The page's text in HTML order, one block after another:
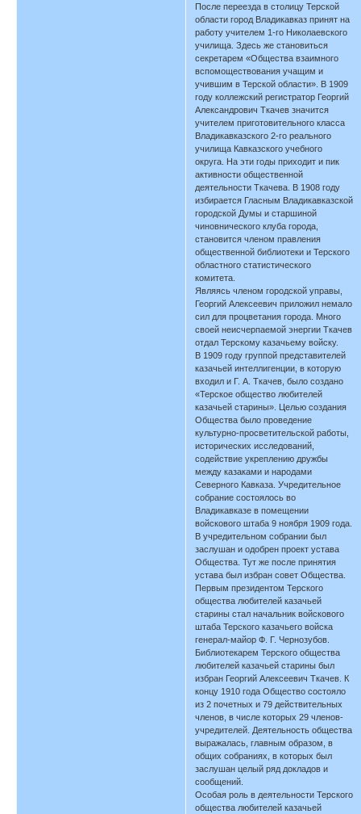
После переезда в столицу Терской
области город Владикавказ принят на
работу учителем 1-го Николаевского
училища. Здесь же становиться
секретарем «Общества взаимного
вспомоществования учащим и
учившим в Терской области». В 1909
году коллежский регистратор Георгий
Александрович Ткачев значится
учителем приготовительного класса
Владикавказского 2-го реального
училища Кавказского учебного
округа. На эти годы приходит и пик
активности общественной
деятельности Ткачева. В 1908 году
избирается Гласным Владикавказской
городской Думы и старшиной
чиновнического клуба города,
становится членом правления
общественной библиотеки и Терского
областного статистического
комитета.
Являясь членом городской управы,
Георгий Алексеевич приложил немало
сил для процветания города. Много
своей неисчерпаемой энергии Ткачев
отдал Терскому казачьему войску.
В 1909 году группой представителей
казачьей интеллигенции, в которую
входил и Г. А. Ткачев, было создано
«Терское общество любителей
казачьей старины». Целью создания
Общества было проведение
культурно-просветительской работы,
исторических исследований,
содействие укреплению дружбы
между казаками и народами
Северного Кавказа. Учредительное
собрание состоялось во
Владикавказе в помещении
войскового штаба 9 ноября 1909 года.
В учредительном собрании был
заслушан и одобрен проект устава
Общества. Тут же после принятия
устава был избран совет Общества.
Первым президентом Терского
общества любителей казачьей
старины стал начальник войскового
штаба Терского казачьего войска
генерал-майор Ф. Г. Чернозубов.
Библиотекарем Терского общества
любителей казачьей старины был
избран Георгий Алексеевич Ткачев. К
концу 1910 года Общество состояло
из 2 почетных и 79 действительных
членов, в числе которых 29 членов-
учредителей. Деятельность общества
выражалась, главным образом, в
общих собраниях, в которых был
заслушан целый ряд докладов и
сообщений.
Особая роль в деятельности Терского
общества любителей казачьей